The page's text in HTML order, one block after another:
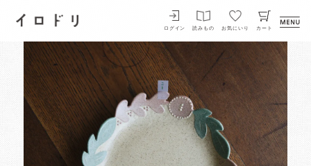
イロドリ
ログイン 読みもの お気にいり カート